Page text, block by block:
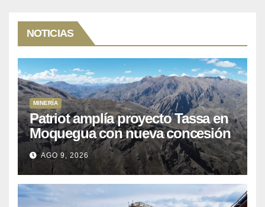
NOTICIAS
MINERÍA
Patriot amplía proyecto Tassa en
Moquegua con nueva concesión
minera
AGO 9, 2026